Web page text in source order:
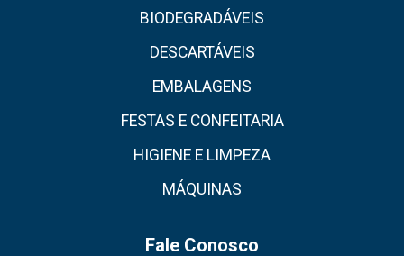
BIODEGRADÁVEIS
DESCARTÁVEIS
EMBALAGENS
FESTAS E CONFEITARIA
HIGIENE E LIMPEZA
MÁQUINAS
Fale Conosco